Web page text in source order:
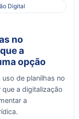
Digital
no
a
opção
de planilhas no
a digitalização
a